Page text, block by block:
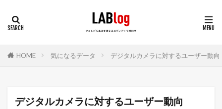
HOME 気になるデータ デジタルカメラに対するユーザー動向
デジタルカメラに対するユーザー動向